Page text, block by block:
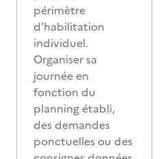
périmètre
d'habilitation
individuel.
Organiser sa
journée en
fonction du
planning établi,
des demandes
ponctuelles ou des